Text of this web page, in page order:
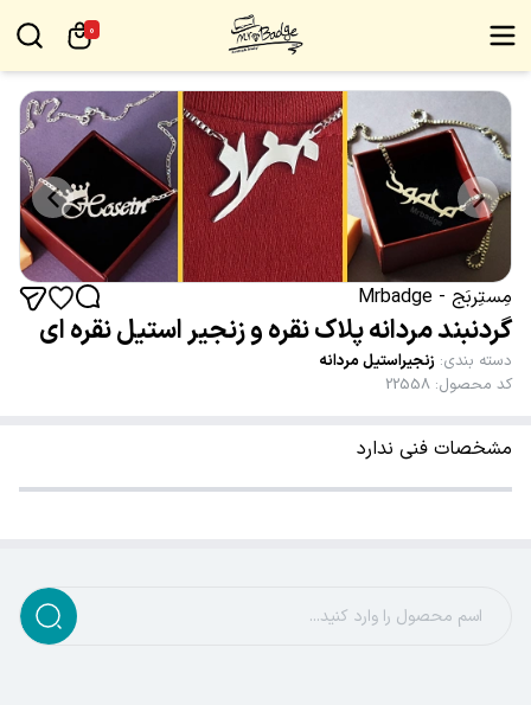
0
مِستِربَج - Mrbadge
گردنبند مردانه پلاک نقره و زنجیر استیل نقره ای
دسته بندی: زنجیراستیل مردانه
کد محصول:
22558
مشخصات فنی ندارد